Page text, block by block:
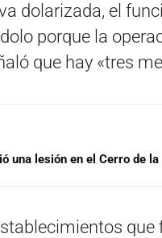
dolarizada, el
porque la
que hay «tres
una lesión en el Cerro de
que